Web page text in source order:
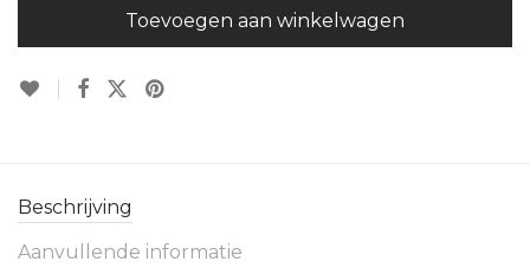
Toevoegen aan winkelwagen
Beschrijving
Aanvullende informatie